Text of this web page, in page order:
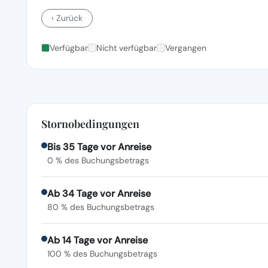
‹ Zurück
Verfügbar Nicht verfügbar Vergangen
Stornobedingungen
Bis 35 Tage vor Anreise
0 % des Buchungsbetrags
Ab 34 Tage vor Anreise
80 % des Buchungsbetrags
Ab 14 Tage vor Anreise
100 % des Buchungsbetrags